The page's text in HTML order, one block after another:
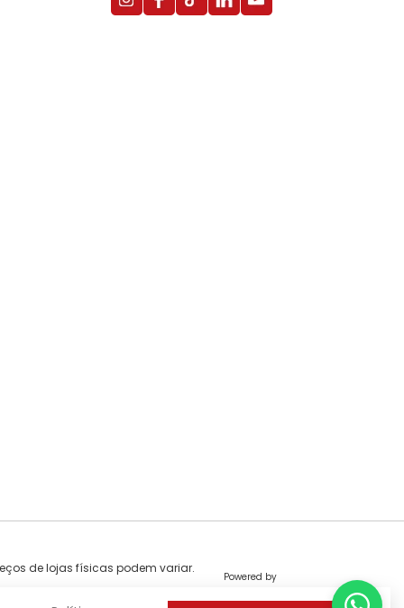
de lojas físicas podem variar.
Powered by